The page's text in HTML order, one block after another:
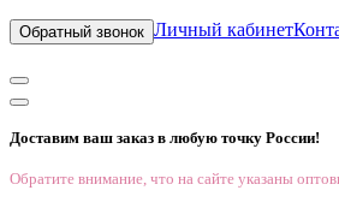
Обратный звонок Личный кабинет
Доставим ваш заказ в любую точку России!
Обратите внимание, что на сайте указаны